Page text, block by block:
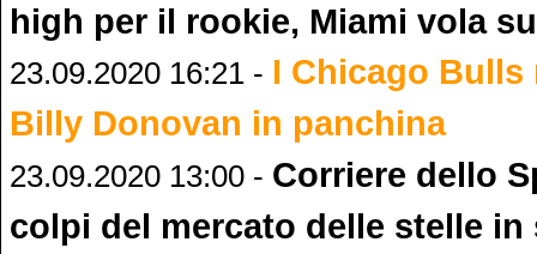
high per il rookie, Miami vola
23.09.2020 16:21 - I Chicago
Billy Donovan in panchina
23.09.2020 13:00 - Corriere dello
colpi del mercato delle stelle in